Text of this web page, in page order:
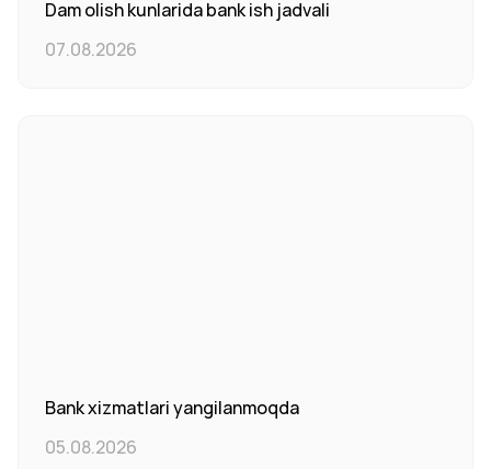
Dam olish kunlarida bank ish jadvali
07.08.2026
Bank xizmatlari yangilanmoqda
05.08.2026